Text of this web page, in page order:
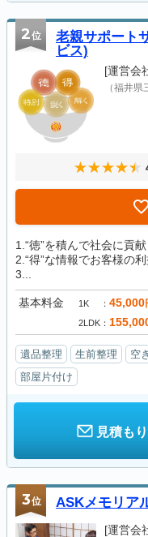
2位
老親サポート
ビス)
[運営会
（福井
1.“徳”を積んで社会に貢献
2.“得”な情報でお客様の
3...
基本料金 1K 45,000
2LDK
遺品整理 生前整理 空
部屋片付け
見積も
3位 ASKメモリア
[運営会